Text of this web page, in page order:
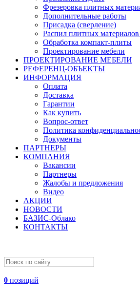
Фрезеровка плитных
Дополнительные работы
Присадка (сверление)
Распил плитных
Обработка компакт-плиты
Проектирование мебели
ПРОЕКТИРОВАНИЕ МЕБЕЛИ
РЕФЕРЕНЦ-ОБЪЕKТЫ
ИНФОРМАЦИЯ
Оплата
Доставка
Гарантии
Как купить
Вопрос-ответ
Политика
Документы
ПАРТНЕРЫ
КОМПАНИЯ
Вакансии
Партнеры
Жалобы и предложения
Видео
АКЦИИ
НОВОСТИ
БАЗИС-Облако
КОНТАКТЫ
0 позиций